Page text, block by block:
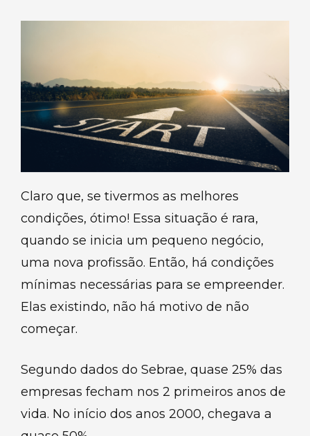
Claro que, se tivermos as melhores
condições, ótimo! Essa situação é rara,
quando se inicia um pequeno negócio,
uma nova profissão. Então, há condições
mínimas necessárias para se empreender.
Elas existindo, não há motivo de não
começar.
Segundo dados do Sebrae, quase 25% das
empresas fecham nos 2 primeiros anos de
vida. No início dos anos 2000, chegava a